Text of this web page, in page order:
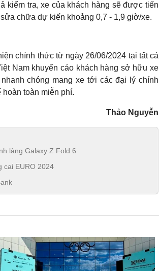
kiểm tra, xe của khách hàng sẽ được tiến
chữa dự kiến khoảng 0,7 - 1,9 giờ/xe.
chính thức từ ngày 26/06/2024 tại tất cả
Nam khuyến cáo khách hàng sở hữu xe
chóng mang xe tới các đại lý chính
hoàn toàn miễn phí.
Thảo Nguyễn
làng Galaxy Z Fold 6
cai EURO 2024